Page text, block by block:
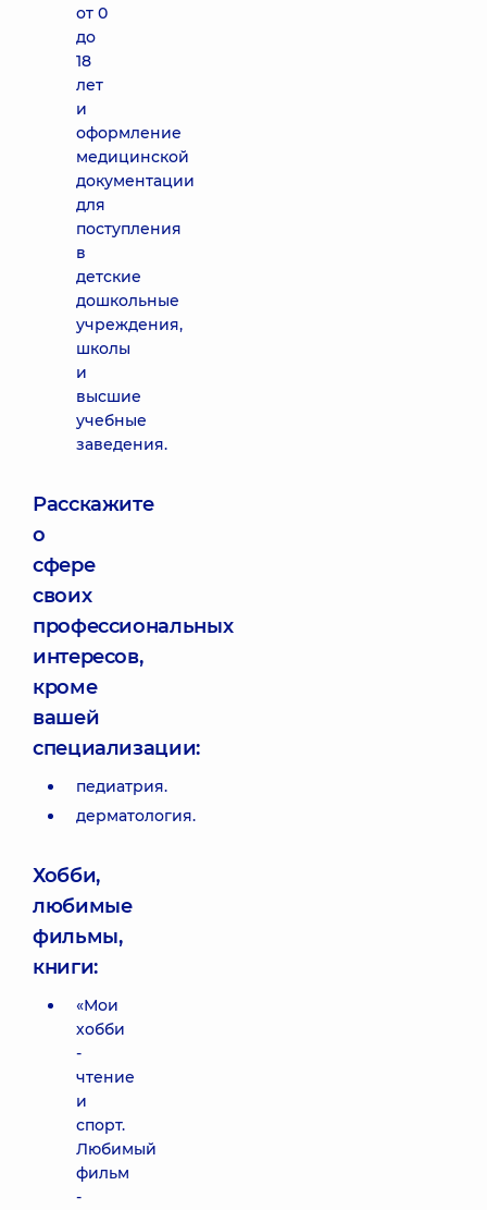
от 0
до
18
лет
и
оформление
медицинской
документации
для
поступления
в
детские
дошкольные
учреждения,
школы
и
высшие
учебные
заведения.
Расскажите
о
сфере
своих
профессиональных
интересов,
кроме
вашей
специализации:
педиатрия.
дерматология.
Хобби,
любимые
фильмы,
книги:
«Мои
хобби
-
чтение
и
спорт.
Любимый
фильм
-